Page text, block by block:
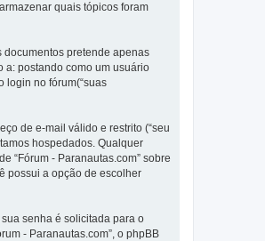
quais tópicos foram
documentos pretende apenas
a: postando como um usuário
login no fórum(“suas
de e-mail válido e restrito (“seu
hospedados. Qualquer
“Fórum - Paranautas.com” sobre
possui a opção de escolher
senha é solicitada para o
- Paranautas.com”, o phpBB